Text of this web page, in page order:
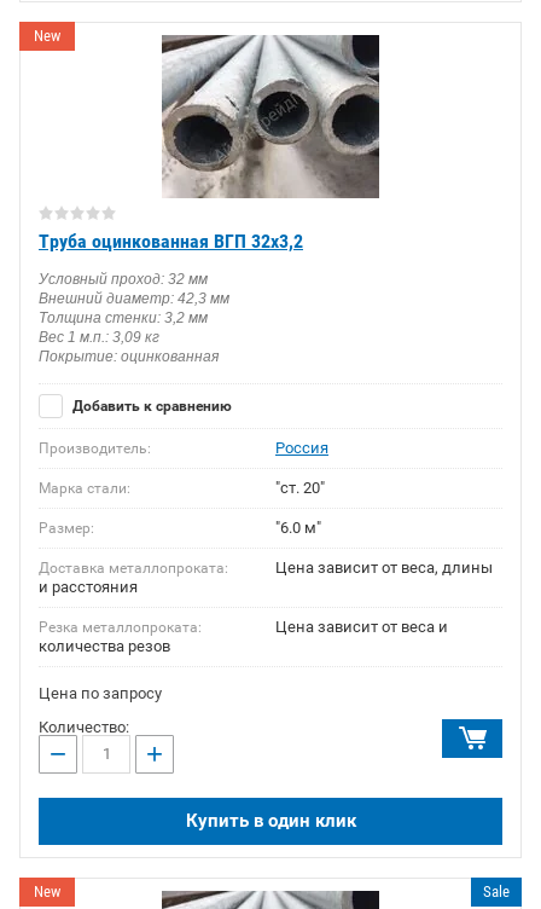
New
Труба оцинкованная ВГП 32х3,2
Условный проход: 32 мм
Внешний диаметр: 42,3 мм
Толщина стенки: 3,2 мм
Вес 1 м.п.: 3,09 кг
Покрытие: оцинкованная
Добавить к сравнению
Производитель: Россия
Марка стали: "ст. 20"
Размер: "6.0 м"
Доставка металлопроката:
Цена зависит от веса, длины
и расстояния
Резка металлопроката:
Цена зависит от веса и
количества резов
Цена по запросу
Количество:
− +
Купить в один клик
New Sale